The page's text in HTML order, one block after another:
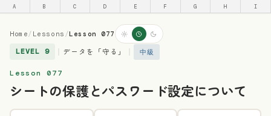
A B C D E F G H I
LEVEL 9 データを「守る」 中級
Home/ Lessons /Lesson 077
Lesson 077
シートの保護とパスワード設定について